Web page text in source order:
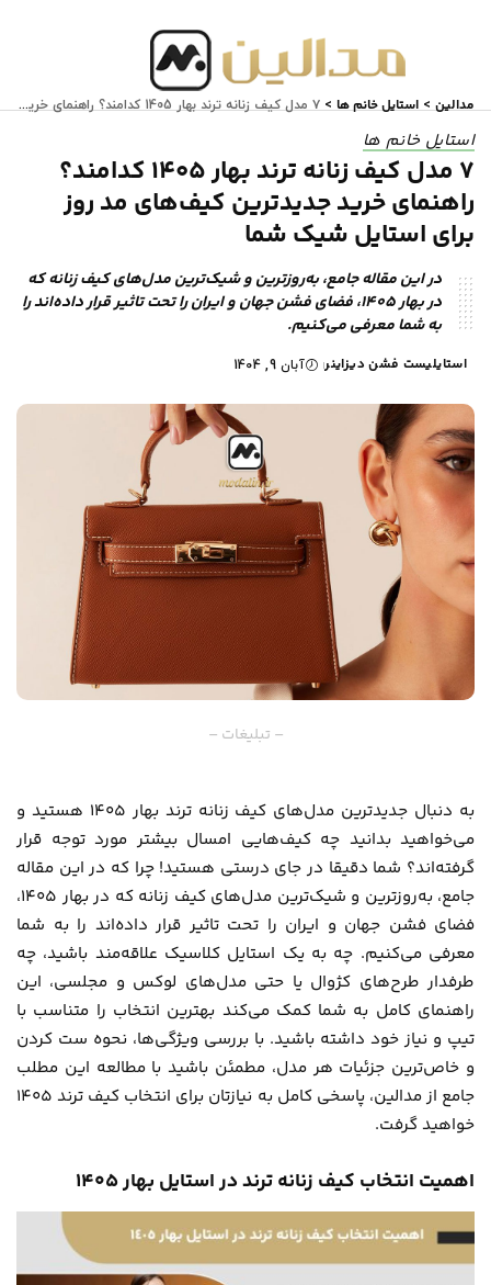
مدالین > استایل خانم ها > ۷ مدل کیف زنانه ترند بهار 1405 کدامند؟ راهنمای خرید جدیدترین کیف‌های مد روز برای استایل شیک شما
استایل خانم ها
۷ مدل کیف زنانه ترند بهار 1405 کدامند؟
راهنمای خرید جدیدترین کیف‌های مد روز
برای استایل شیک شما
در این مقاله جامع، به‌روزترین و شیک‌ترین مدل‌های کیف زنانه که
در بهار 1405، فضای فشن جهان و ایران را تحت تاثیر قرار داده‌اند را
به شما معرفی می‌کنیم.
استایلیست فشن دیزاینر آبان 9, 1404
– تبلیغات –
به دنبال جدیدترین مدل‌های کیف زنانه ترند بهار 1405 هستید و
می‌خواهید بدانید چه کیف‌هایی امسال بیشتر مورد توجه قرار
گرفته‌اند؟ شما دقیقا در جای درستی هستید! چرا که در این مقاله
جامع، به‌روزترین و شیک‌ترین مدل‌های کیف زنانه که در بهار 1405،
فضای فشن جهان و ایران را تحت تاثیر قرار داده‌اند را به شما
معرفی می‌کنیم. چه به یک استایل کلاسیک علاقه‌مند باشید، چه
طرفدار طرح‌های کژوال یا حتی مدل‌های لوکس و مجلسی، این
راهنمای کامل به شما کمک می‌کند بهترین انتخاب را متناسب با
تیپ و نیاز خود داشته باشید. با بررسی ویژگی‌ها، نحوه ست کردن
و خاص‌ترین جزئیات هر مدل، مطمئن باشید با مطالعه این مطلب
جامع ازمدالین
، پاسخی کامل به نیازتان برای انتخاب کیف ترند 1405
خواهید گرفت.
اهمیت انتخاب کیف زنانه ترند در استایل بهار 1405